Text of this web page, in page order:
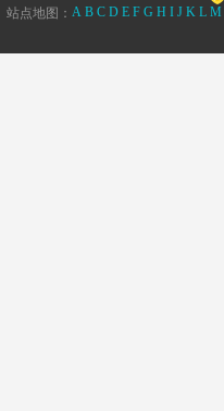
站点地图： A B C D E F G H I J K L M